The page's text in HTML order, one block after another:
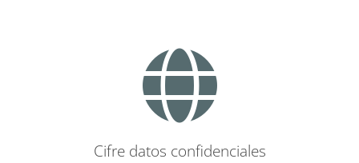
Cifre datos confidenciales